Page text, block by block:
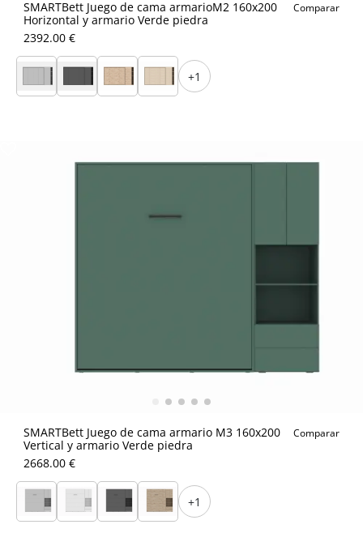
SMARTBett Juego de cama armarioM2 160x200
Horizontal y armario Verde piedra
Comparar
2392.00 €
+1
SMARTBett Juego de cama armario M3 160x200
Vertical y armario Verde piedra
Comparar
2668.00 €
+1